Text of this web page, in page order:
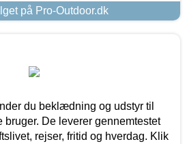
på Pro-Outdoor.dk
du beklædning og udstyr til
bruger. De leverer gennemtestet
rejser, fritid og hverdag. Klik